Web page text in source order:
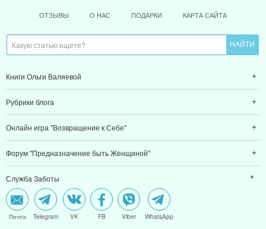
ОТЗЫВЫ О НАС ПОДАРКИ КАРТА САЙТА
Книги Ольги Валяевой
Рубрики блога
Онлайн игра "Возвращение к Себе"
Форум "Предназначение быть Женщиной"
Служба Заботы
Почта Telegram VK FB Viber WhatsApp